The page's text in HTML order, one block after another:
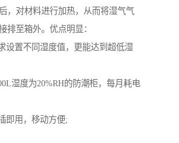
，对材料进行加热，从而将湿气气
排至箱外。优点明显：
设置不同湿度值，更能达到超低湿
湿度为20%RH的防潮柜，每月耗电
即用，移动方便;